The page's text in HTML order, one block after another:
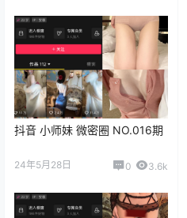
抖音 小师妹 微密圈 NO.016期
24年5月28日 0 3.6k